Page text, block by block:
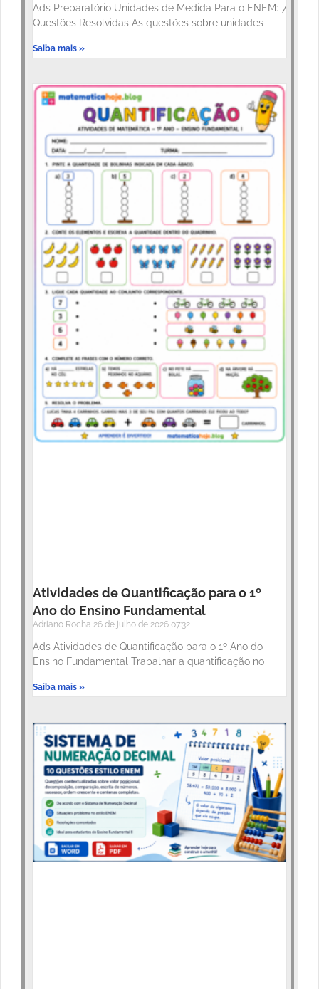
Ads Preparatório Unidades de Medida Para o ENEM: 7
Questões Resolvidas As questões sobre unidades
Saiba mais »
Atividades de Quantificação para o 1º
Ano do Ensino Fundamental
Adriano Rocha 26 de julho de 2026 07:32
Ads Atividades de Quantificação para o 1º Ano do
Ensino Fundamental Trabalhar a quantificação no
Saiba mais »